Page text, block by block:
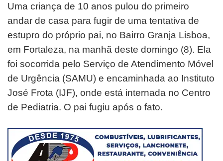
Uma criança de 10 anos pulou do primeiro
andar de casa para fugir de uma tentativa de
estupro do próprio pai, no Bairro Granja Lisboa,
em Fortaleza, na manhã deste domingo (8). Ela
foi socorrida pelo Serviço de Atendimento Móvel
de Urgência (SAMU) e encaminhada ao Instituto
José Frota (IJF), onde está internada no Centro
de Pediatria. O pai fugiu após o fato.